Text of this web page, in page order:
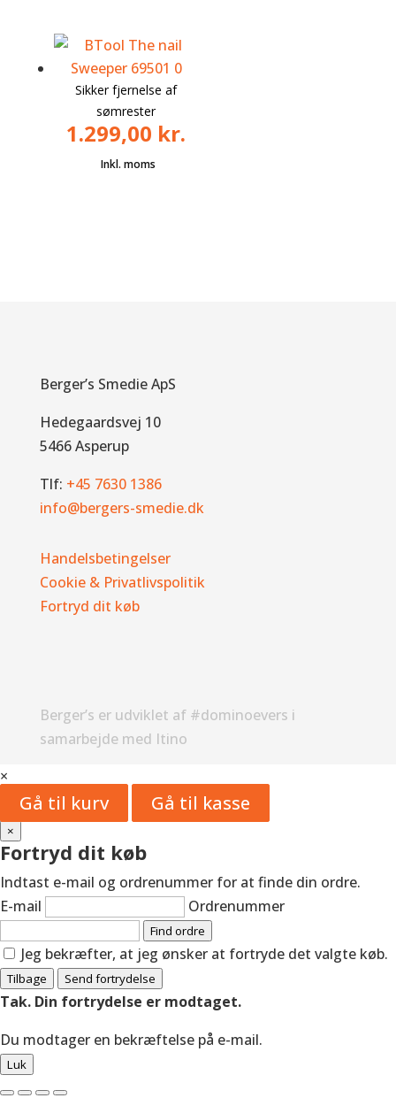
Sikker fjernelse af
sømrester
1.299,00 kr.
Berger’s Smedie ApS
Hedegaardsvej 10
5466 Asperup
Tlf: +45 7630 1386
info@bergers-smedie.dk
Handelsbetingelser
Cookie & Privatlivspolitik
Fortryd dit køb
Berger’s er udviklet af #dominoevers i
samarbejde med Itino
×
Gå til kurv Gå til kasse
×
Fortryd dit køb
Indtast e-mail og ordrenummer for at finde din ordre.
E-mail
Ordrenummer
Find ordre
Jeg bekræfter, at jeg ønsker at fortryde det valgte køb.
Tilbage Send fortrydelse
Tak. Din fortrydelse er modtaget.
Du modtager en bekræftelse på e-mail.
Luk